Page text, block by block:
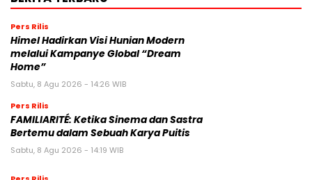
Pers Rilis
Himel Hadirkan Visi Hunian Modern
melalui Kampanye Global “Dream
Home”
Sabtu, 8 Agu 2026 - 14:26 WIB
Pers Rilis
FAMILIARITÉ: Ketika Sinema dan Sastra
Bertemu dalam Sebuah Karya Puitis
Sabtu, 8 Agu 2026 - 14:19 WIB